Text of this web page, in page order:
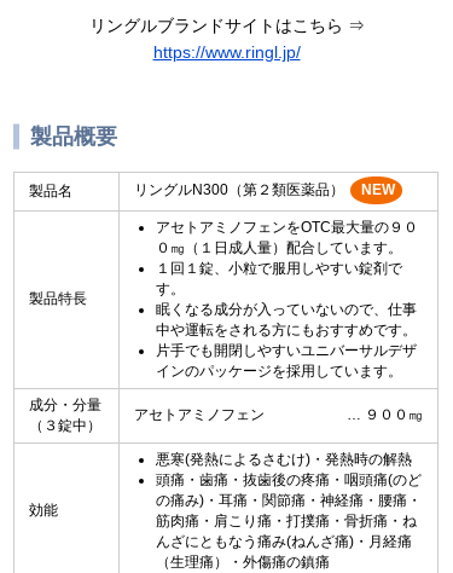
リングルブランドサイトはこちら ⇒
https://www.ringl.jp/
製品概要
製品名 リングルN300（第２類医薬品） NEW
製品特長
アセトアミノフェンをOTC最大量の９０
０㎎（１日成人量）配合しています。
１回１錠、小粒で服用しやすい錠剤で
す。
眠くなる成分が入っていないので、仕事
中や運転をされる方にもおすすめです。
片手でも開閉しやすいユニバーサルデザ
インのパッケージを採用しています。
成分・分量
（３錠中）
アセトアミノフェン ９００㎎
効能
悪寒(発熱によるさむけ)・発熱時の解熱
頭痛・歯痛・抜歯後の疼痛・咽頭痛(のど
の痛み)・耳痛・関節痛・神経痛・腰痛・
筋肉痛・肩こり痛・打撲痛・骨折痛・ね
んざにともなう痛み(ねんざ痛)・月経痛
（生理痛）・外傷痛の鎮痛